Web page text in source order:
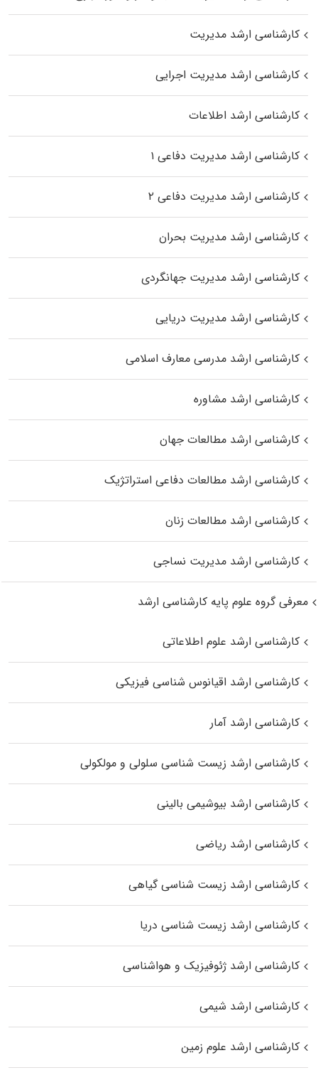
کارشناسی ارشد مدیریت
کارشناسی ارشد مدیریت اجرایی
کارشناسی ارشد اطلاعات
کارشناسی ارشد مدیریت دفاعی ۱
کارشناسی ارشد مدیریت دفاعی ۲
کارشناسی ارشد مدیریت بحران
کارشناسی ارشد مدیریت جهانگردی
کارشناسی ارشد مدیریت دریایی
کارشناسی ارشد مدرسی معارف اسلامی
کارشناسی ارشد مشاوره
کارشناسی ارشد مطالعات جهان
کارشناسی ارشد مطالعات دفاعی استراتژیک
کارشناسی ارشد مطالعات زنان
کارشناسی ارشد مدیریت نساجی
معرفی گروه علوم پایه کارشناسی ارشد
کارشناسی ارشد علوم اطلاعاتی
کارشناسی ارشد اقیانوس‌ شناسی فیزیکی
کارشناسی ارشد آمار
کارشناسی ارشد زیست شناسی سلولی و مولکولی
کارشناسی ارشد بیوشیمی بالینی
کارشناسی ارشد ریاضی
کارشناسی ارشد زیست‌ شناسی گیاهی
کارشناسی ارشد زیست‌ شناسی دریا
کارشناسی ارشد ژئوفیزیک و هواشناسی
کارشناسی ارشد شیمی
کارشناسی ارشد علوم زمین